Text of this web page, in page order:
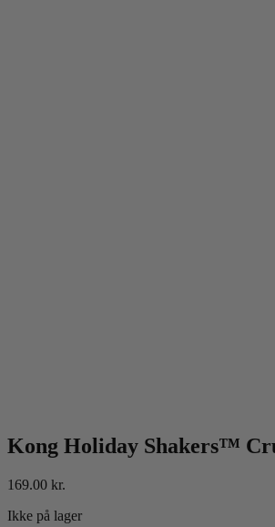
Kong Holiday Shakers™
169.00 kr.
Ikke på lager